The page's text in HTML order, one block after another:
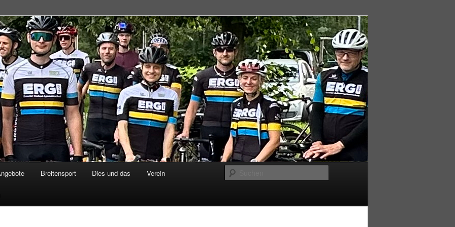
Breitensport Dies und das Verein